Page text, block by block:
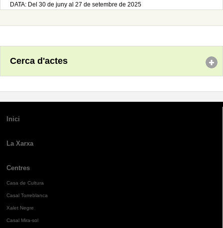
DATA: Del 30 de juny al 27 de setembre de 2025
Cerca d'actes
Inici
La Xarxa
Centres
Casa de Cultura
Casal Torreblanca
Xalet Negre
Casal Mira-sol